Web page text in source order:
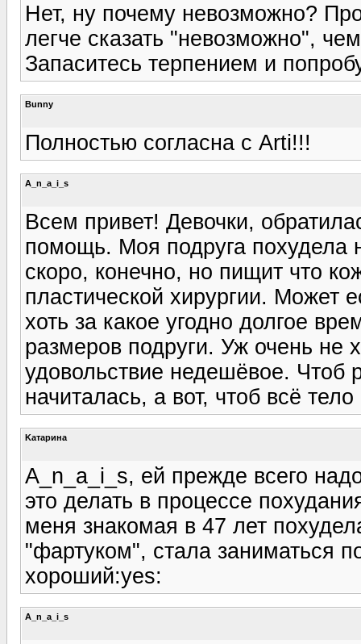
Нет, ну почему невозможно?
легче сказать "невозможно",
Запаситесь терпением и
Bunny
Полностью согласна с Arti!!!
A_n_a_i_s
Всем привет! Девочки,
помощь. Моя подруга похудела
скоро, конечно, но пищит что
пластической хирургии. Может
хоть за какое угодно долгое
размеров подруги. Уж очень не
удовольствие недешёвое. Чтоб
начиталась, а вот, чтоб всё
Kатарина
A_n_a_i_s, ей прежде всего
это делать в процессе
меня знакомая в 47 лет
"фартуком", стала заниматься
хороший:yes:
A_n_a_i_s